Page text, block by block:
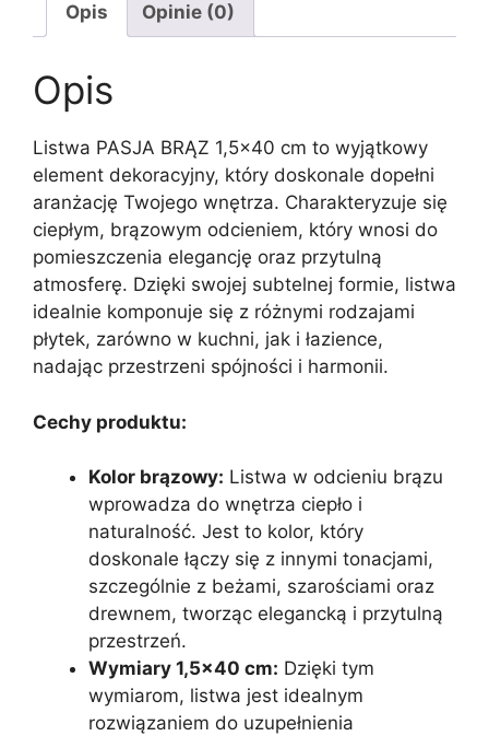
Opis Opinie (0)
Opis
Listwa PASJA BRĄZ 1,5×40 cm to wyjątkowy
element dekoracyjny, który doskonale dopełni
aranżację Twojego wnętrza. Charakteryzuje się
ciepłym, brązowym odcieniem, który wnosi do
pomieszczenia elegancję oraz przytulną
atmosferę. Dzięki swojej subtelnej formie, listwa
idealnie komponuje się z różnymi rodzajami
płytek, zarówno w kuchni, jak i łazience,
nadając przestrzeni spójności i harmonii.
Cechy produktu:
Kolor brązowy: Listwa w odcieniu brązu
wprowadza do wnętrza ciepło i
naturalność. Jest to kolor, który
doskonale łączy się z innymi tonacjami,
szczególnie z beżami, szarościami oraz
drewnem, tworząc elegancką i przytulną
przestrzeń.
Wymiary 1,5×40 cm: Dzięki tym
wymiarom, listwa jest idealnym
rozwiązaniem do uzupełnienia